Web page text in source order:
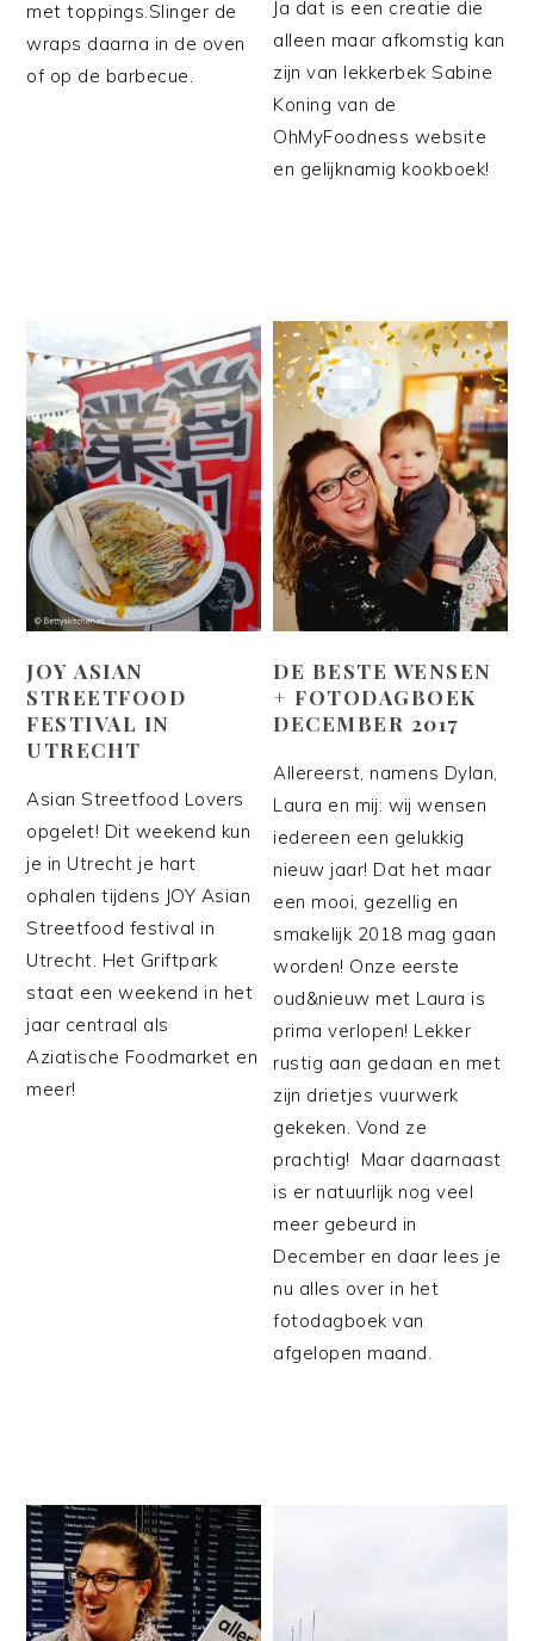
met toppings.Slinger de
wraps daarna in de oven
of op de barbecue.
Ja dat is een creatie die
alleen maar afkomstig kan
zijn van lekkerbek Sabine
Koning van de
OhMyFoodness website
en gelijknamig kookboek!
JOY ASIAN
STREETFOOD
FESTIVAL IN
UTRECHT
Asian Streetfood Lovers
opgelet! Dit weekend kun
je in Utrecht je hart
ophalen tijdens JOY Asian
Streetfood festival in
Utrecht. Het Griftpark
staat een weekend in het
jaar centraal als
Aziatische Foodmarket en
meer!
DE BESTE WENSEN
+ FOTODAGBOEK
DECEMBER 2017
Allereerst, namens Dylan,
Laura en mij: wij wensen
iedereen een gelukkig
nieuw jaar! Dat het maar
een mooi, gezellig en
smakelijk 2018 mag gaan
worden! Onze eerste
oud&nieuw met Laura is
prima verlopen! Lekker
rustig aan gedaan en met
zijn drietjes vuurwerk
gekeken. Vond ze
prachtig! Maar daarnaast
is er natuurlijk nog veel
meer gebeurd in
December en daar lees je
nu alles over in het
fotodagboek van
afgelopen maand.